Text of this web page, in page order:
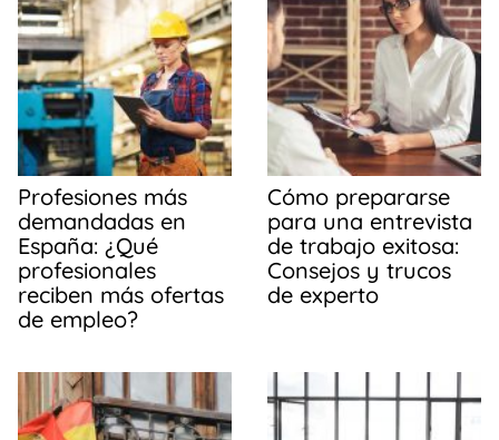
Profesiones más
demandadas en
España: ¿Qué
profesionales
reciben más ofertas
de empleo?
Cómo prepararse
para una entrevista
de trabajo exitosa:
Consejos y trucos
de experto